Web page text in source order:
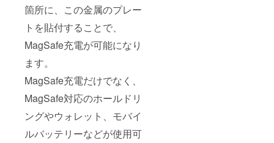
箇所に、この金属のプレー
トを貼付することで、
MagSafe充電が可能になり
ます。
MagSafe充電だけでなく、
MagSafe対応のホールドリ
ングやウォレット、モバイ
ルバッテリーなどが使用可